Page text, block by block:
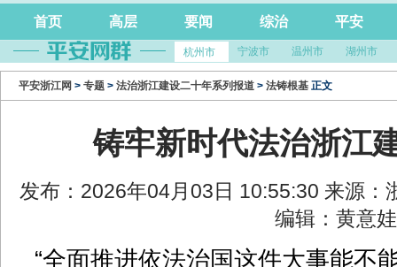
首页 高层 要闻 综治 平安
杭州市 宁波市 温州市 湖州市
平安浙江网 > 专题 > 法治浙江建设二十年系列报道 > 法铸根基 正文
铸牢新时代法治浙江
发布：2026年04月03日 10:55:30 来源
编辑：黄意
“全面推进依法治国这件大事能不